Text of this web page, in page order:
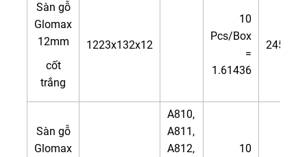
Sàn gỗ
Glomax
12mm
cốt
trắng
1223x132x12
10
Pcs/Box
=
1.61436
245.000
Sàn gỗ
Glomax
A810,
A811,
A812,
10